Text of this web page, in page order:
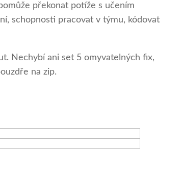
překonat potíže s učením
schopnosti pracovat v týmu, kódovat
Nechybí ani set 5 omyvatelných fix,
na zip.